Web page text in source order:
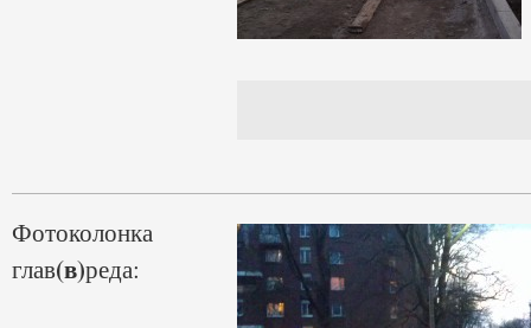
Фотоколонка
глав(в)реда: